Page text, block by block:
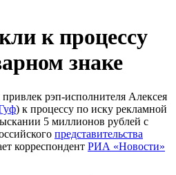
к процессу
знаке
рэп-исполнителя Алексея
) к процессу по иску рекламной
5 миллионов рублей с
представительства
корреспондент РИА «Новости»